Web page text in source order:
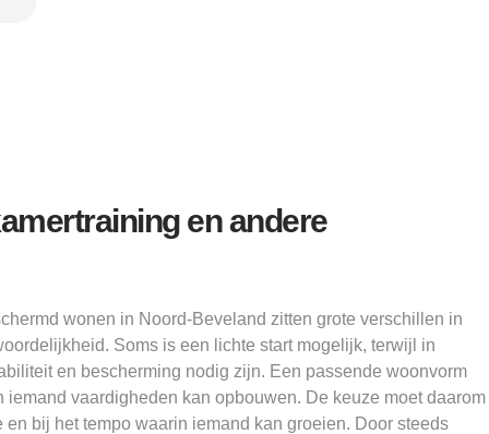
en andere
wonen in Noord-Beveland zitten grote verschillen in
Soms is een lichte start mogelijk, terwijl in
en bescherming nodig zijn. Een passende woonvorm
iemand vaardigheden kan opbouwen. De keuze moet daarom
bij het tempo waarin iemand kan groeien. Door steeds